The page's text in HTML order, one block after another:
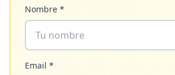
Nombre *
Email *